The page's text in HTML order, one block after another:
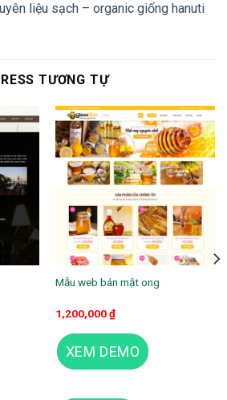
liệu sạch – organic giống hanuti
TƯƠNG TỰ
Mẫu web bán mật ong
1,200,000₫
XEM DEMO